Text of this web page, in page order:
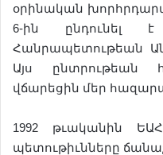
օրինական
6-ին ընդունել
Հանրապետութեան
Այս ընտրութեան
վճարեցին մեր
1992 թւականին
պետութիւնները